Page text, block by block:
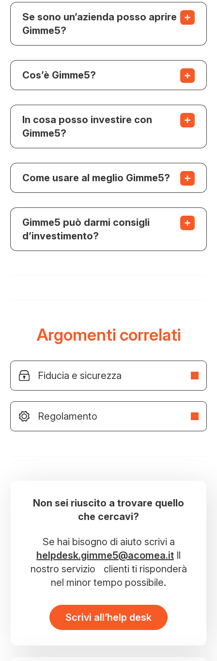
Se sono un’azienda posso aprire
Gimme5?
Cos’è Gimme5?
In cosa posso investire con
Gimme5?
Come usare al meglio Gimme5?
Gimme5 può darmi consigli
d’investimento?
Argomenti correlati
Fiducia e sicurezza
Regolamento
Non sei riuscito a trovare quello
che cercavi?
Se hai bisogno di aiuto scrivi a
helpdesk.gimme5@acomea.it Il
nostro servizio clienti ti risponderà
nel minor tempo possibile.
Scrivi all’help desk